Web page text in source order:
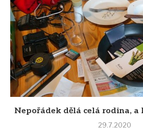
Nepořádek dělá celá rodina, a
29.7.2020